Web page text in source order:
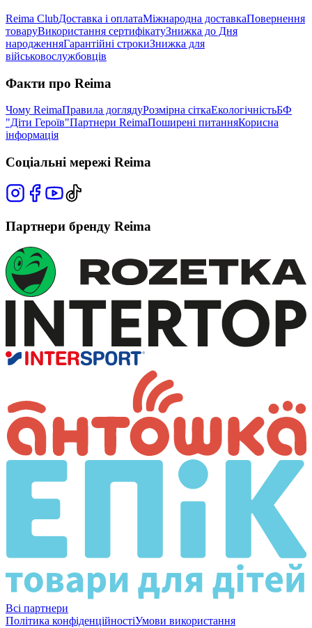
Reima ClubДоставка і оплатаМіжнародна доставкаПовернення
товаруВикористання сертифікатуЗнижка до Дня
народженняГарантійні строкиЗнижка для
військовослужбовців
Факти про Reima
Чому ReimaПравила доглядуРозмірна сіткаЕкологічністьБФ
"Діти Героїв"Партнери ReimaПоширені питанняКорисна
інформація
Соціальні мережі Reima
Партнери бренду Reima
Всі партнери
Політика конфіденційностіУмови використання